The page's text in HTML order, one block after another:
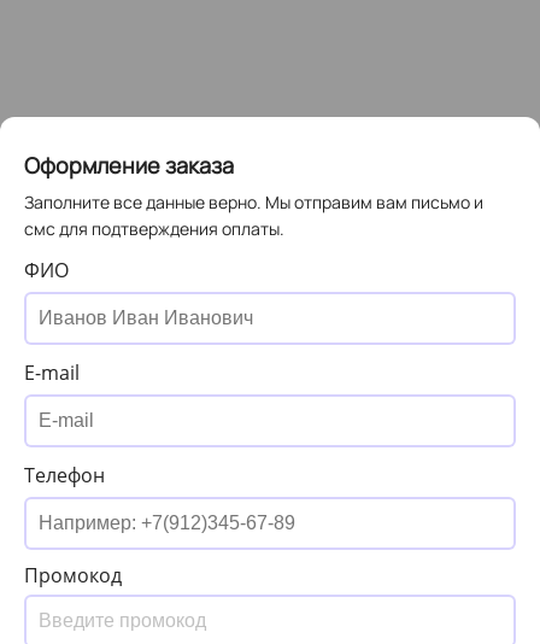
Оформление заказа
Заполните все данные верно. Мы отправим вам письмо и
смс для подтверждения оплаты.
ФИО
E-mail
Телефон
Промокод